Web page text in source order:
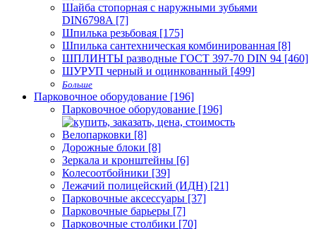
Шайба стопорная с наружными зубьями
DIN6798A [7]
Шпилька резьбовая [175]
Шпилька сантехническая комбинированная [8]
ШПЛИНТЫ разводные ГОСТ 397-70 DIN 94 [460]
ШУРУП черный и оцинкованный [499]
Больше
Парковочное оборудование [196]
Парковочное оборудование [196]
Велопарковки [8]
Дорожные блоки [8]
Зеркала и кронштейны [6]
Колесоотбойники [39]
Лежачий полицейский (ИДН) [21]
Парковочные аксессуары [37]
Парковочные барьеры [7]
Парковочные столбики [70]